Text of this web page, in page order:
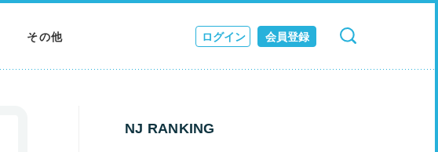
その他 ログイン 会員登録
検索 キャンセル
NJ RANKING